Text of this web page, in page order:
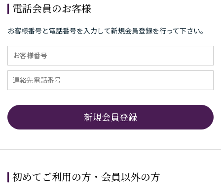
電話会員のお客様
お客様番号と電話番号を入力して新規会員登録を行って下さい。
初めてご利用の方・会員以外の方